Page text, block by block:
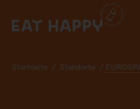
MAIN
Startseite / Standorte /